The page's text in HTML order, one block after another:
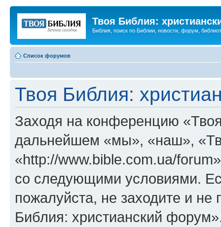
Твоя Библия:
Библия, поиск по Библии, новости, форум,
Список форумов
Твоя Библия:
Заходя на конференцию
дальнейшем «мы», «наш»,
«http://www.bible.com.ua/
со следующими условиями.
пожалуйста, не заходите и
Библия: христианский